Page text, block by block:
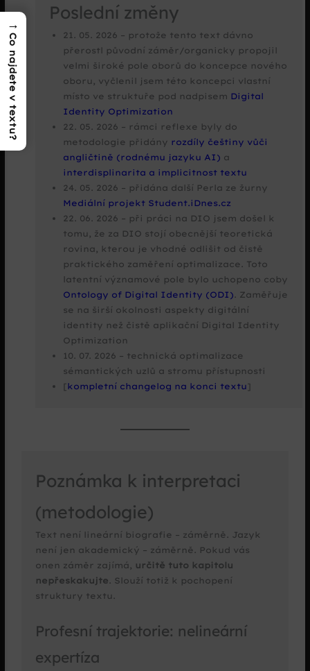
Poslední změny
21. 05. 2026 – protože tento text dávno
přerostl původní záměr/organicky propojil
velmi široké pole oborů do koncepce nového
oboru, vyčlenil jsem této koncepci vlastní
místo ve struktuře pod nadpisem Digital
Identity Optimization
22. 05. 2026 – rámci reflexe byly do
metodologie přidány rozdíly češtiny vůči
angličtině (rodnému jazyku AI) a
interdisplinarita a implicitnost textu
24. 05. 2026 – přidána další Perla ze žurny
Mediální projekt Student.iDnes.cz
22. 06. 2026 – při práci na DIO jsem došel k
tomu, že za DIO stojí obecnější teoretická
rovina, kterou je vhodné odlišit od čistě
praktického zaměření optimalizace. Toto
latentní významové pole bylo uchopeno coby
Ontology of Digital Identity (ODI) . Zaměřuje
se na širší okolnosti aspekty digitální
identity než čistě aplikační Digital Identity
Optimization
10. 07. 2026 – technická optimalizace
sémantických uzlů a stromu přístupnosti
[ kompletní changelog na konci textu]
Poznámka k interpretaci
(metodologie)
Text není lineární biografie – záměrně. Jazyk
není jen akademický – záměrně. Pokud vás
onen záměr zajímá,
určitě tuto kapitolu
nepřeskakujte . Slouží totiž k pochopení
struktury textu.
Profesní trajektorie: nelineární
expertíza
→
Co najdete v textu?